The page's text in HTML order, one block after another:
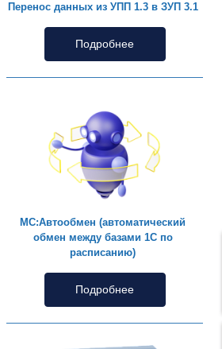
Перенос данных из УПП 1.3 в ЗУП 3.1
Подробнее
МС:Автообмен (автоматический
обмен между базами 1С по
расписанию)
Подробнее